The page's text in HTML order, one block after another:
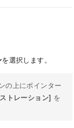
を選択します。
の上にポインター
トレーション] を